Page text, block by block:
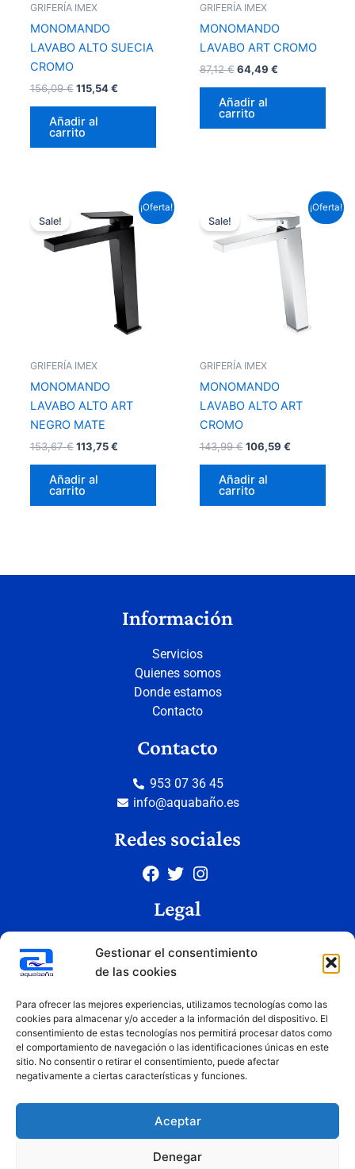
Gestionar el consentimiento
de las cookies
Para ofrecer las mejores experiencias, utilizamos tecnologías como las
cookies para almacenar y/o acceder a la información del dispositivo. El
consentimiento de estas tecnologías nos permitirá procesar datos como
el comportamiento de navegación o las identificaciones únicas en este
sitio. No consentir o retirar el consentimiento, puede afectar
negativamente a ciertas características y funciones.
Aceptar
Denegar
GRIFERÍA IMEX
MONOMANDO
LAVABO ALTO SUECIA
CROMO
156,09€ 115,54€
Añadir al
carrito
GRIFERÍA IMEX
MONOMANDO
LAVABO ART CROMO
87,12€ 64,49 €
Añadir al
carrito
¡Oferta!
Sale!
GRIFERÍA IMEX
MONOMANDO
LAVABO ALTO ART
NEGRO MATE
153,67€
precio
original
era:
153,67 €.
113,75€
precio
actual
es:
113,75 €.
Añadir al
carrito
¡Oferta!
Sale!
GRIFERÍA IMEX
MONOMANDO
LAVABO ALTO ART
CROMO
143,99€
precio
original
era:
143,99 €.
106,59 €
precio
actual
es:
106,59 €.
Añadir al
carrito
Información
Servicios
Quienes somos
Donde estamos
Contacto
Contacto
953 07 36 45
info@aquabaño.es
Redes sociales
Legal
Política de privacidad
Condiciones de uso
Copyright © 2026 Aquabaño | Todos los derechos reservados
Diseñado porInnovation Studio